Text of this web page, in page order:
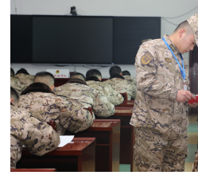
空
库
国
防
智
库
英
雄
模